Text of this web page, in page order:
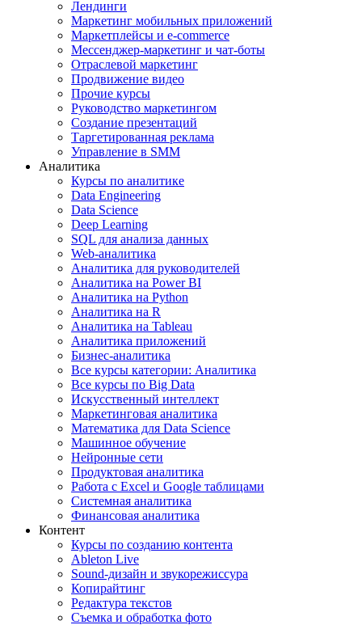
Лендинги
Маркетинг мобильных приложений
Маркетплейсы и e-commerce
Мессенджер-маркетинг и чат-боты
Отраслевой маркетинг
Продвижение видео
Прочие курсы
Руководство маркетингом
Создание презентаций
Таргетированная реклама
Управление в SMM
Аналитика
Курсы по аналитике
Data Engineering
Data Science
Deep Learning
SQL для анализа данных
Web-аналитика
Аналитика для руководителей
Аналитика на Power BI
Аналитика на Python
Аналитика на R
Аналитика на Tableau
Аналитика приложений
Бизнес-аналитика
Все курсы категории: Аналитика
Все курсы по Big Data
Искусственный интеллект
Маркетинговая аналитика
Математика для Data Science
Машинное обучение
Нейронные сети
Продуктовая аналитика
Работа с Excel и Google таблицами
Системная аналитика
Финансовая аналитика
Контент
Курсы по созданию контента
Ableton Live
Sound-дизайн и звукорежиссура
Копирайтинг
Редактура текстов
Съемка и обработка фото